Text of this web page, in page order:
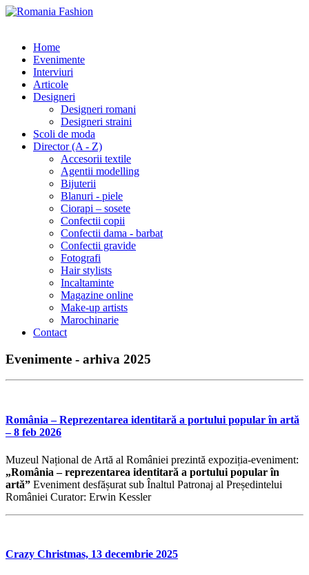
Home
Evenimente
Interviuri
Articole
Designeri
Designeri romani
Designeri straini
Scoli de moda
Director (A - Z)
Accesorii textile
Agentii modelling
Bijuterii
Blanuri - piele
Ciorapi – sosete
Confectii copii
Confectii dama - barbat
Confectii gravide
Fotografi
Hair stylists
Incaltaminte
Magazine online
Make-up artists
Marochinarie
Contact
Evenimente - arhiva 2025
România – Reprezentarea identitară a portului popular în artă
– 8 feb 2026
Muzeul Național de Artă al României prezintă expoziția-eveniment:
„România – reprezentarea identitară a portului popular în
artă” Eveniment desfășurat sub Înaltul Patronaj al Președintelui
României Curator: Erwin Kessler
Crazy Christmas, 13 decembrie 2025